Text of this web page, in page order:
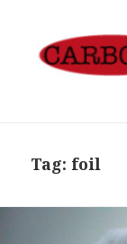
Tag: foil